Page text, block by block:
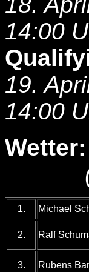
14:00
19.
14:00
Wetter:
1. Michael
2. Ralf
3. Rubens